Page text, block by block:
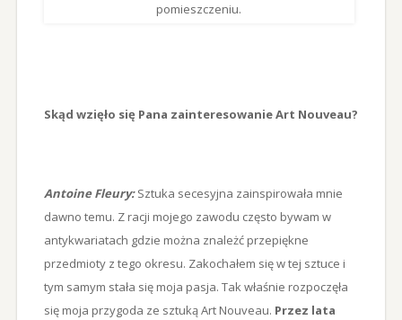
pomieszczeniu.
Skąd wzięło się Pana zainteresowanie Art Nouveau?
Antoine Fleury:Sztuka secesyjna zainspirowała mnie
dawno temu. Z racji mojego zawodu często bywam w
antykwariatach gdzie można znależć przepiękne
przedmioty z tego okresu. Zakochałem się w tej sztuce i
tym samym stała się moja pasja. Tak właśnie rozpoczęła
się moja przygoda ze sztuką Art Nouveau. Przez lata